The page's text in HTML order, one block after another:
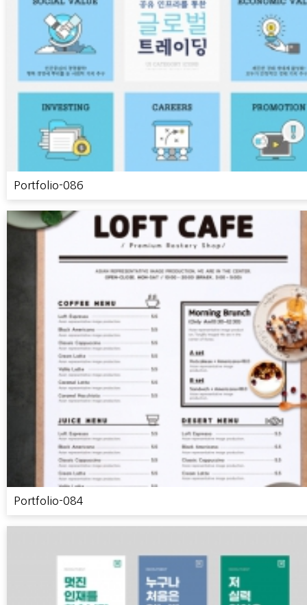
Portfolio-086
Portfolio-084